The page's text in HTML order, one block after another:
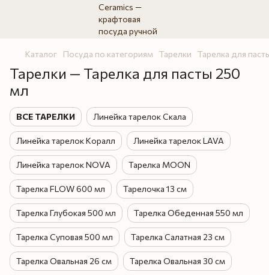
Каталог Посуда по категориям Тарелки Тарелка для
Тарелки — Тарелка для пасты 250
мл
ВСЕ ТАРЕЛКИ Линейка тарелок Скала
Линейка тарелок Коралл Линейка тарелок LAVA
Линейка тарелок NOVA Тарелка MOON
Тарелка FLOW 600 мл Тарелочка 13 см
Тарелка Глубокая 500 мл Тарелка Обеденная 550 мл
Тарелка Суповая 500 мл Тарелка Салатная 23 см
Тарелка Овальная 26 см Тарелка Овальная 30 см